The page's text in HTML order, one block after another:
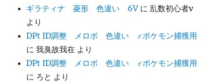
ギラティナ 菱形 色違い 6V に乱数初心者v
より
DPt ID調整 メロボ 色違い ♂ポケモン捕獲用
に我臭故我在 より
DPt ID調整 メロボ 色違い ♂ポケモン捕獲用
に ろと より